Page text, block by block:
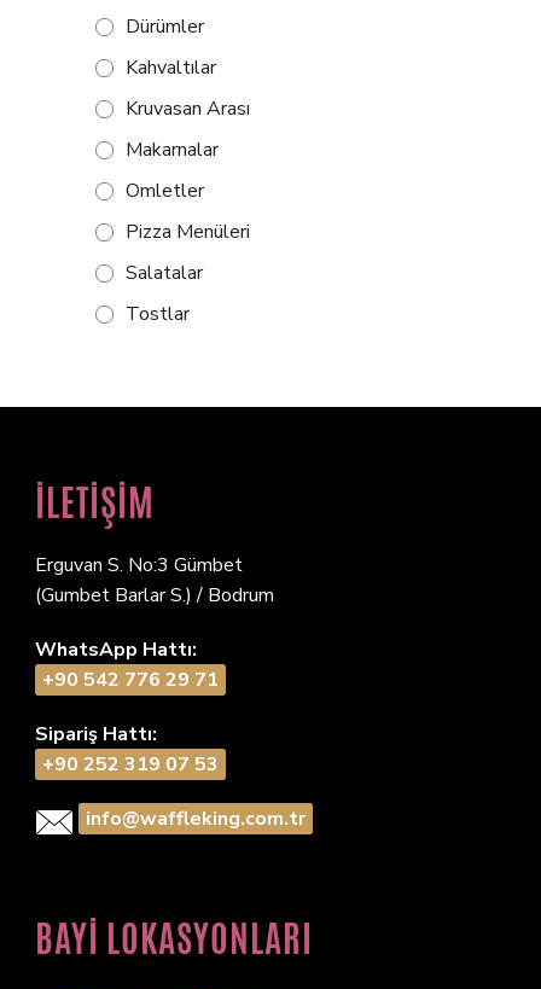
Dürümler
Kahvaltılar
Kruvasan Arası
Makarnalar
Omletler
Pizza Menüleri
Salatalar
Tostlar
İLETİŞİM
Erguvan S. No:3 Gümbet
(Gumbet Barlar S.) / Bodrum
WhatsApp Hattı:
+90 542 776 29 71
Sipariş Hattı:
+90 252 319 07 53
info@waffleking.com.tr
BAYİ LOKASYONLARI